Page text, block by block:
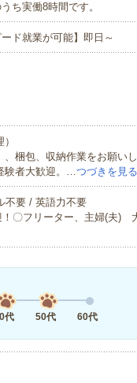
ち実働8時間です。
ド就業が可能】即日～
梱包、収納作業をお願い
験者大歓迎。…つづきを見る
不要 / 英語力不要
！〇フリーター、主婦(夫)
代 50代 60代